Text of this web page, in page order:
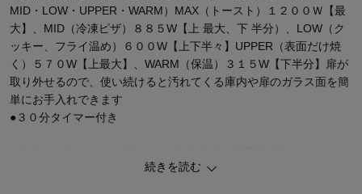
MID・LOW・UPPER・WARM）MAX（トースト）１２００Ｗ【最
大】、MID（冷凍ピザ）８８５W【上 最大、下 半分）、LOW（ク
ッキー、フライ温め）６００W【上下半々】UPPER（表面だけ焼
く）５７０W【上最大】、WARM（保温）３１５W【下半分】扉が
取り外せるので、使い続けると汚れてくる庫内や扉のガラス面を簡
単にお手入れできます
●３０分タイマー付き
続きを読む